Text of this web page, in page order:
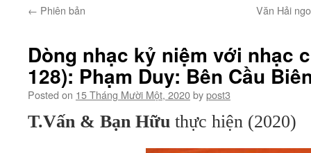
← Phiên bản Văn Hải
Dòng nhạc kỷ niệm với nhạc
128): Phạm Duy: Bên Cầu
Posted on 15 Tháng Mười Một, 2020bypost3
T.Vấn & Bạn Hữu thực hiện (2020)